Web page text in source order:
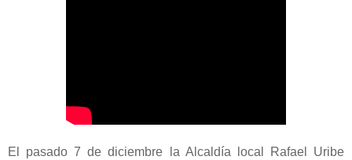
El pasado 7 de diciembre la Alcaldía local Rafael Uribe